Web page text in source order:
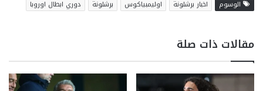
الوسوم اخبار برشلونة اوليمبياكوس برشلونة دوري ابطال اوروبا
مقالات ذات صلة